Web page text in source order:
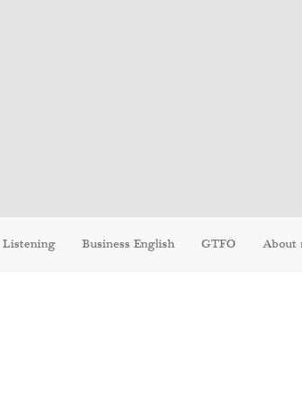
Listening Business English GTFO About